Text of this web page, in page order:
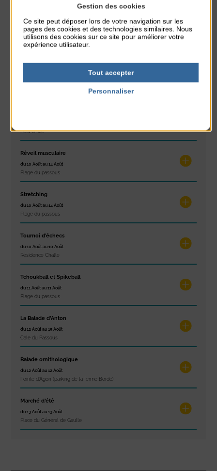
Glisse & Environnement
du 9 Août au 9 Août
Place du Général de Gaulle
du 9 Août au 9 Août
Petit Office
Réveil musculaire
du 10 Août au 14 Août
Plage du passous
Stretching
du 10 Août au 14 Août
Plage du passous
Tournoi d’échecs
du 10 Août au 10 Août
Résidence Challe
Tchoukball et Spikeball
du 11 Août au 11 Août
Plage du passous
La Balade d’Anton
du 12 Août au 15 Août
Cale du Passous
Balade ornithologique
du 12 Août au 12 Août
Pointe d'Agon (parking de la ferme Borde)
Marché d’été
du 13 Août au 13 Août
Place du Général de Gaulle
Gestion des cookies
Ce site peut déposer lors de votre navigation sur les
pages des cookies et des technologies similaires. Nous
utilisons des cookies sur ce site pour améliorer votre
expérience utilisateur.
Tout accepter
Personnaliser